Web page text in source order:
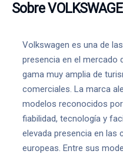
Sobre
Volkswagen es una de
presencia en el mercado
gama muy amplia de
comerciales. La marca
modelos reconocidos
fiabilidad, tecnología y
elevada presencia en las
europeas. Entre sus